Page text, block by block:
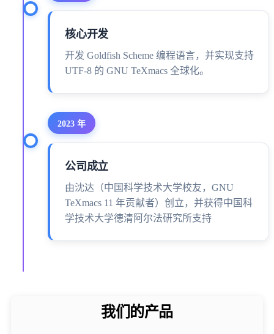
核心开发
开发 Goldfish Scheme 编程语言，并实现支持
UTF-8 的 GNU TeXmacs 全球化。
2023 年
公司成立
由沈达（中国科学技术大学校友，GNU
TeXmacs 11 年贡献者）创立，并获得中国科
学技术大学德清阿尔法研究所支持
我们的产品